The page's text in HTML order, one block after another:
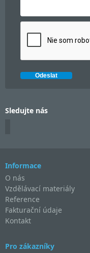
Sledujte nás
Informace
O nás
Vzdělávací materiály
Reference
Fakturační údaje
Kontakt
Pro zákazníky